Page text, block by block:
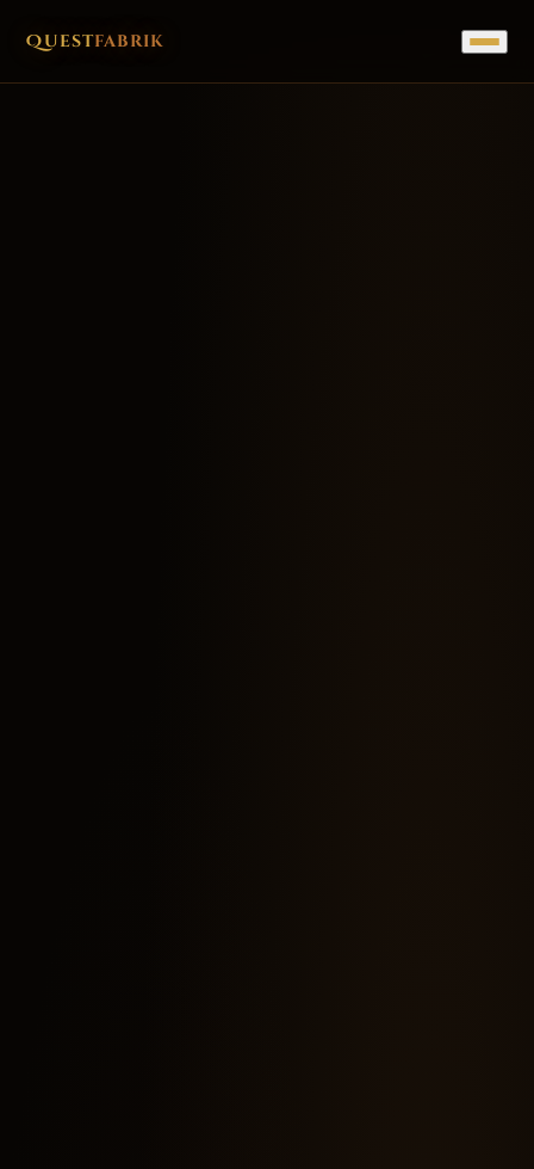
Questfabrik